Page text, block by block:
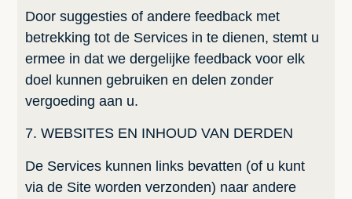
Door suggesties of andere feedback met
betrekking tot de Services in te dienen, stemt u
ermee in dat we dergelijke feedback voor elk
doel kunnen gebruiken en delen zonder
vergoeding aan u.
7. WEBSITES EN INHOUD VAN DERDEN
De Services kunnen links bevatten (of u kunt
via de Site worden verzonden) naar andere